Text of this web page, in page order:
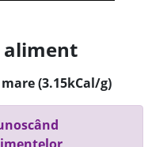
(3.15kCal/g)